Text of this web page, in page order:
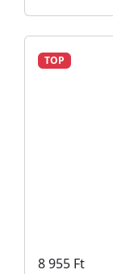
TOP
8 955 Ft